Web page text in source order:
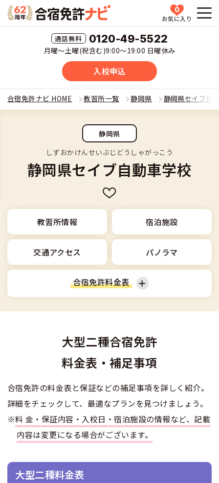
0
お気に入り
0120-49-5522
月曜〜土曜(祝含む)9:00〜19:00 日曜休み
入校申込
HOME
教習所一覧
運転免許の種類(車種)を選ぶ
普通二輪
大型二輪
準中型車
中型車
大型車
普通二種
中型二種
大型二種
教習所検索
特集ページ一覧
格安シーズン料金
出発地別おすすめ校
こだわり、テーマから探す
360度パノラマ教習所
教育訓練給付金制度
受験資格特例教習
お気に入りの教習所
合宿免許とは
合宿免許とは
安心・お得・早い・充実の合宿免許
合宿免許選びのアドバイス
合宿免許の入校までの流れ
合宿免許での免許取得の流れ
合宿に関わる料金について
合宿費用のお支払いについて
合宿免許 体験談・口コミ
合宿免許 よくある質問
合宿免許に役立つ情報
合宿免許で最短合格するには
高校生は運転免許を取れる？
免許取消・失効による再取得
冬・雪国の合宿免許は大丈夫？
大型免許体験記
全国の運転免許試験場(免許センター)
本免学科試験問題に挑戦
合宿免許ナビについて
会社情報・代表メッセージ
会社概要
登録商標
特定商取引法に基づく表示
お気に入りの教習所一覧
運転者適性診断
0120-49-5522
入校申込
合宿免許ナビ HOME 教習所一覧 静岡県 静岡県セイブ自
静岡県
しずおかけんせいぶじどうしゃがっこう
静岡県セイブ自動車学校
教習所情報 宿泊施設
交通アクセス パノラマ
合宿免許料金表
普通車 普通二輪
大型二輪 準中型車
大特 けん引
普通二種 大型二種
大型二種合宿免許
料金表・補足事項
合宿免許の料金表と保証などの補足事項を詳しく紹介。
詳細をチェックして、最適なプランを見つけましょう。
※料金・保証内容・入校日・宿泊施設の情報など、記載
内容は変更になる場合がございます。
大型二種料金表